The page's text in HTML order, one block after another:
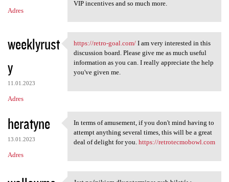
Adres
VIP incentives and so much more.
weeklyrust
y
11.01.2023
Adres
https://retro-goal.com/ I am
https://retro-goal.com/I am very interested in this
discussion board. Please give me as much useful
information as you can. I really appreciate the help
you've given me.
heratyne
13.01.2023
Adres
In terms of amusement, if you
In terms of amusement, if you don't mind having to
attempt anything several times, this will be a great
deal of delight for you. https://retrotecmobowl.com